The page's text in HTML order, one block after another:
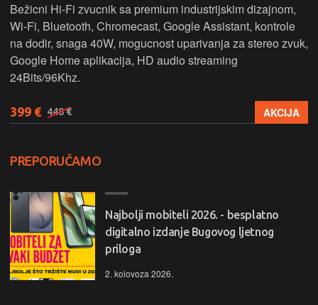
Bežicni Hi-Fi zvucnik sa premium industrijskim dizajnom,
Wi-Fi, Bluetooth, Chromecast, Google Assistant, kontrole
na dodir, snaga 40W, mogucnost uparivanja za stereo zvuk,
Google Home aplikacija, HD audio streaming
24Bits/96Khz.
399 € 448 € AKCIJA
PREPORUČAMO
Najbolji mobiteli 2026. - besplatno
digitalno izdanje Bugovog ljetnog
priloga
2. kolovoza 2026.